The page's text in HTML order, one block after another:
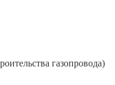
газопровода)